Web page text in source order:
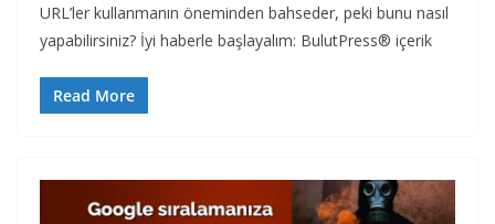
URL’ler kullanmanın öneminden bahseder, peki bunu nasıl
yapabilirsiniz? İyi haberle başlayalım: BulutPress® içerik
Read More